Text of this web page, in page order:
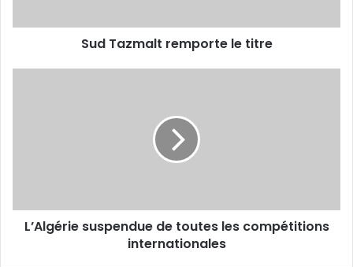
Sud Tazmalt remporte le titre
L’Algérie suspendue de toutes les compétitions
internationales